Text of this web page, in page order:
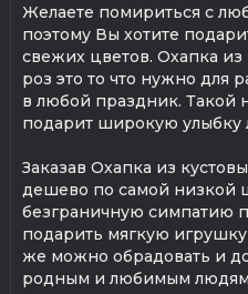
Желаете помириться с
поэтому Вы хотите
свежих цветов. Охапка
роз это то что нужно для
в любой праздник.
подарит широкую
Заказав Охапка из
дешево по самой низкой
безграничную симпатию
подарить мягкую
же можно обрадовать и
родным и любимым